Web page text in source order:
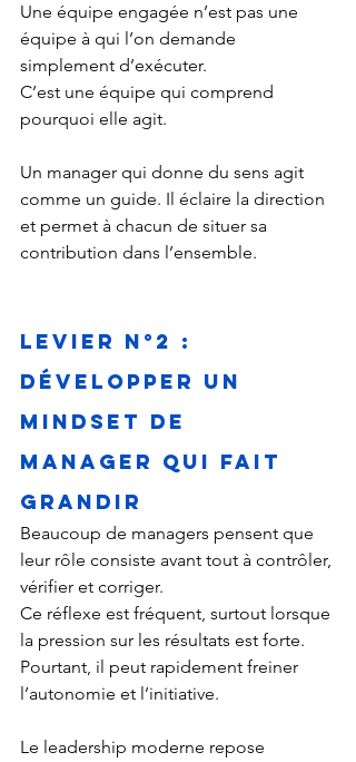
Une équipe engagée n’est pas une
équipe à qui l’on demande
simplement d’exécuter.
C’est une équipe qui comprend
pourquoi elle agit.
Un manager qui donne du sens agit
comme un guide. Il éclaire la direction
et permet à chacun de situer sa
contribution dans l’ensemble.
Levier n°2 :
Développer un
mindset de
manager qui fait
grandir
Beaucoup de managers pensent que
leur rôle consiste avant tout à contrôler,
vérifier et corriger.
Ce réflexe est fréquent, surtout lorsque
la pression sur les résultats est forte.
Pourtant, il peut rapidement freiner
l’autonomie et l’initiative.
Le leadership moderne repose